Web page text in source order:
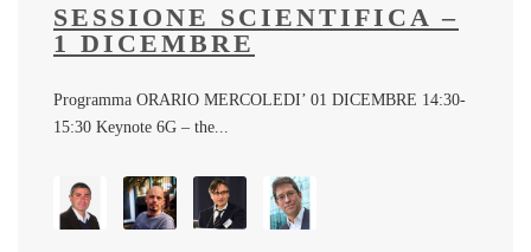
SESSIONE SCIENTIFICA –
1 DICEMBRE
Programma ORARIO MERCOLEDI’ 01 DICEMBRE 14:30-
15:30 Keynote 6G – the...